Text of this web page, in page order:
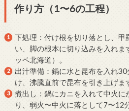
作り方（1〜6の工程）
下処理：付け根を切り落とし、
い、脚の根本に切り込みを入れま
ッペ北海道）。
出汁準備：鍋に水と昆布を入れ
け、沸騰直前で昆布を引き上げま
煮出し：鍋にカニを入れて中火に
り、弱火〜中火に落として7〜12